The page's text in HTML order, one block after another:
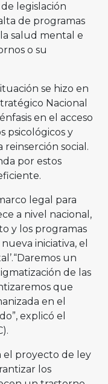
legislación
de programas
salud mental e
o su
se hizo en
Nacional
en el acceso
psicológicos y
reinserción social.
por estos
legal para
a nivel nacional,
y los programas
iniciativa, el
un
de las
que
en el
explicó el
el proyecto de ley
los